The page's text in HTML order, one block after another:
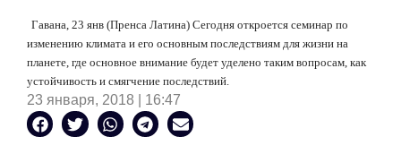
Гавана, 23 янв (Пренса Латина) Сегодня откроется семинар по
изменению климата и его основным последствиям для жизни на
планете, где основное внимание будет уделено таким вопросам, как
устойчивость и смягчение последствий.
23 января, 2018 | 16:47